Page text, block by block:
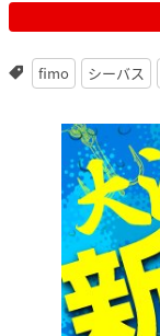
fimo シーバス